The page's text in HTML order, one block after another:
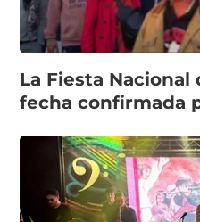
La Fiesta
fecha confirmada